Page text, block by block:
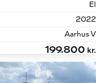
El
2022
Aarhus V
199.800 kr.